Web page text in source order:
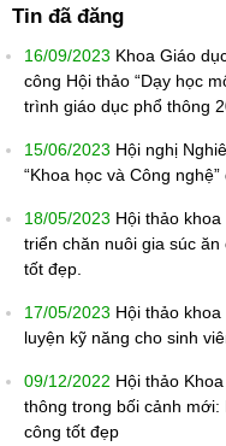
Tin đã đăng
16/09/2023 Khoa Giáo
công Hội thảo “Dạy học
trình giáo dục phổ thông
15/06/2023 Hội nghị
“Khoa học và Công
18/05/2023 Hội thảo
triển chăn nuôi gia súc
tốt đẹp.
17/05/2023 Hội thảo
luyện kỹ năng cho sinh
09/12/2022 Hội thảo
thông trong bối cảnh mới:
công tốt đẹp